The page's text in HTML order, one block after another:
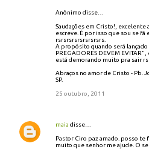
Anônimo disse…
Saudações em Cristo!,
escreve. É por isso que sou se
rsrsrsrsrsrsrsrsrs.
A propósito quando será lançado
PREGADORES DEVEM
está demorando muito pra sair
Abraços no amor de Cristo - Pb.
SP.
25 outubro, 2011
maia disse…
Pastor Ciro paz amado. posso
muito que senhor me ajude. O